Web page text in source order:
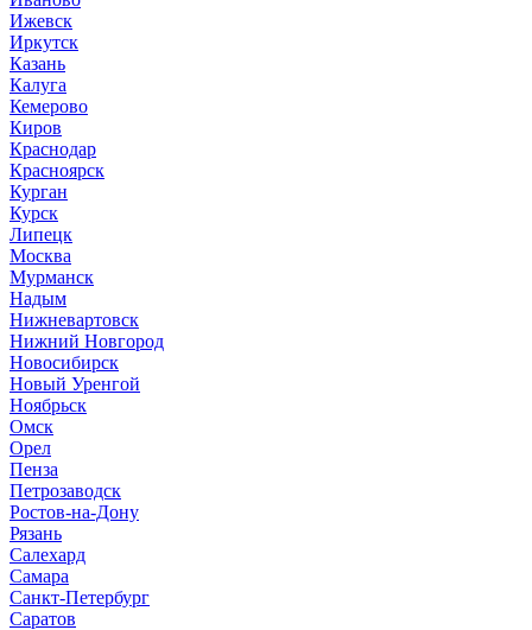
Ижевск
Иркутск
Казань
Калуга
Кемерово
Киров
Краснодар
Красноярск
Курган
Курск
Липецк
Москва
Мурманск
Надым
Нижневартовск
Нижний Новгород
Новосибирск
Новый Уренгой
Ноябрьск
Омск
Орел
Пенза
Петрозаводск
Ростов-на-Дону
Рязань
Салехард
Самара
Санкт-Петербург
Саратов